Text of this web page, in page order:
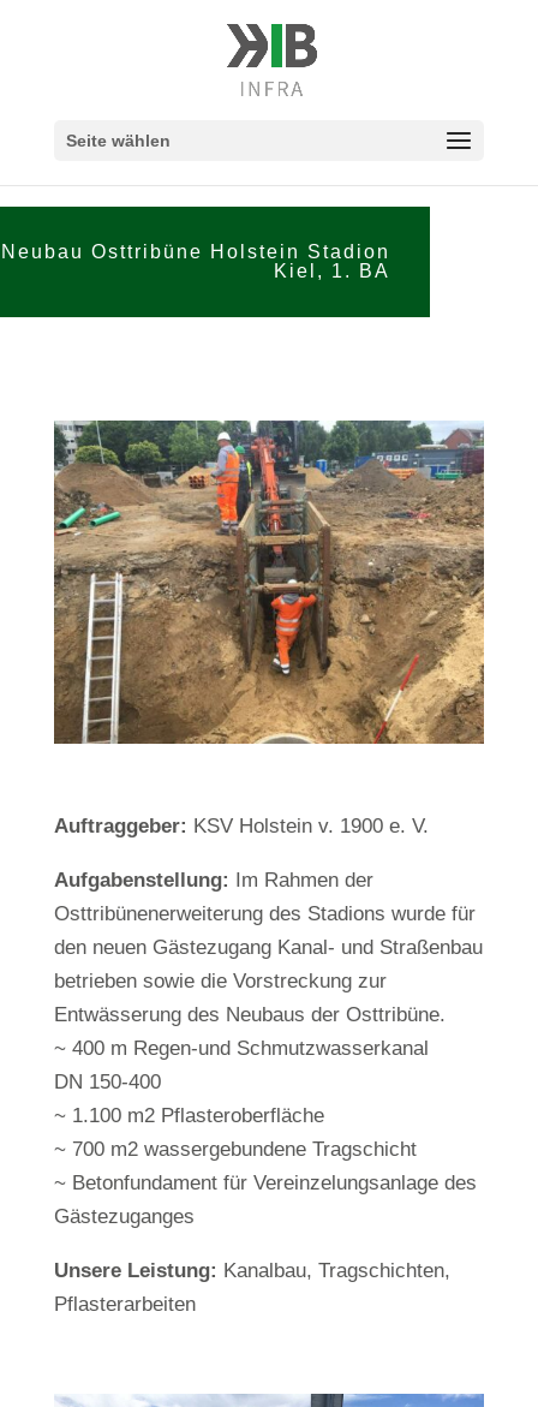
Seite wählen
Neubau Osttribüne Holstein Stadion
Kiel, 1. BA
Auftraggeber: KSV Holstein v. 1900 e. V.
Aufgabenstellung: Im Rahmen der
Osttribünenerweiterung des Stadi­ons wurde für
den neuen Gästezugang Kanal- und Straßenbau
betrieben sowie die Vorstreckung zur
Entwässerung des Neubaus der Osttribüne.
~ 400 m Regen-und Schmutzwasserkanal
DN 150-400
~ 1.100 m2 Pflasteroberfläche
~ 700 m2 wassergebundene Tragschicht
~ Betonfundament für Vereinzelungsanlage des
Gästezuganges
Unsere Leistung: Kanalbau, Tragschichten,
Pflasterarbeiten